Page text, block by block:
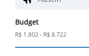
Budget
R$ 1.802 - R$ 8.722